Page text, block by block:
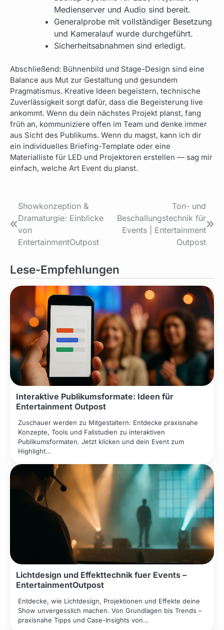
Medienserver und Audio sind bereit.
Generalprobe mit vollständiger Besetzung
und Kameralauf wurde durchgeführt.
Sicherheitsabnahmen sind erledigt.
Abschließend: Bühnenbild und Stage-Design sind eine
Balance aus Mut zur Gestaltung und gesundem
Pragmatismus. Kreative Ideen begeistern, technische
Zuverlässigkeit sorgt dafür, dass die Begeisterung live
ankommt. Wenn du dein nächstes Projekt planst, fang
früh an, kommuniziere offen im Team und denke immer
aus Sicht des Publikums. Wenn du magst, kann ich dir
ein individuelles Briefing-Template oder eine
Materialliste für LED und Projektoren erstellen — sag mir
einfach, welche Art Event du planst.
Beitragsnavigation
Showkonzeption &
Dramaturgie: Einblicke
von
EntertainmentOutpost
Ton- und
Beschallungstechnik für
Events | Entertainment
Outpost
Lese-Empfehlungen
Interaktive Publikumsformate: Ideen für
Entertainment Outpost
Zuschauer werden zu Mitgestaltern: Entdecke praxisnahe
Konzepte, Tools und Fallstudien zu interaktiven
Publikumsformaten. Jetzt klicken und dein Event zum
Highlight…
Lichtdesign und Effekttechnik fuer Events –
EntertainmentOutpost
Entdecke, wie Lichtdesign, Projektionen und Effekte deine
Show unvergesslich machen. Von Grundlagen bis Trends –
praxisnahe Tipps und Case-Insights von…